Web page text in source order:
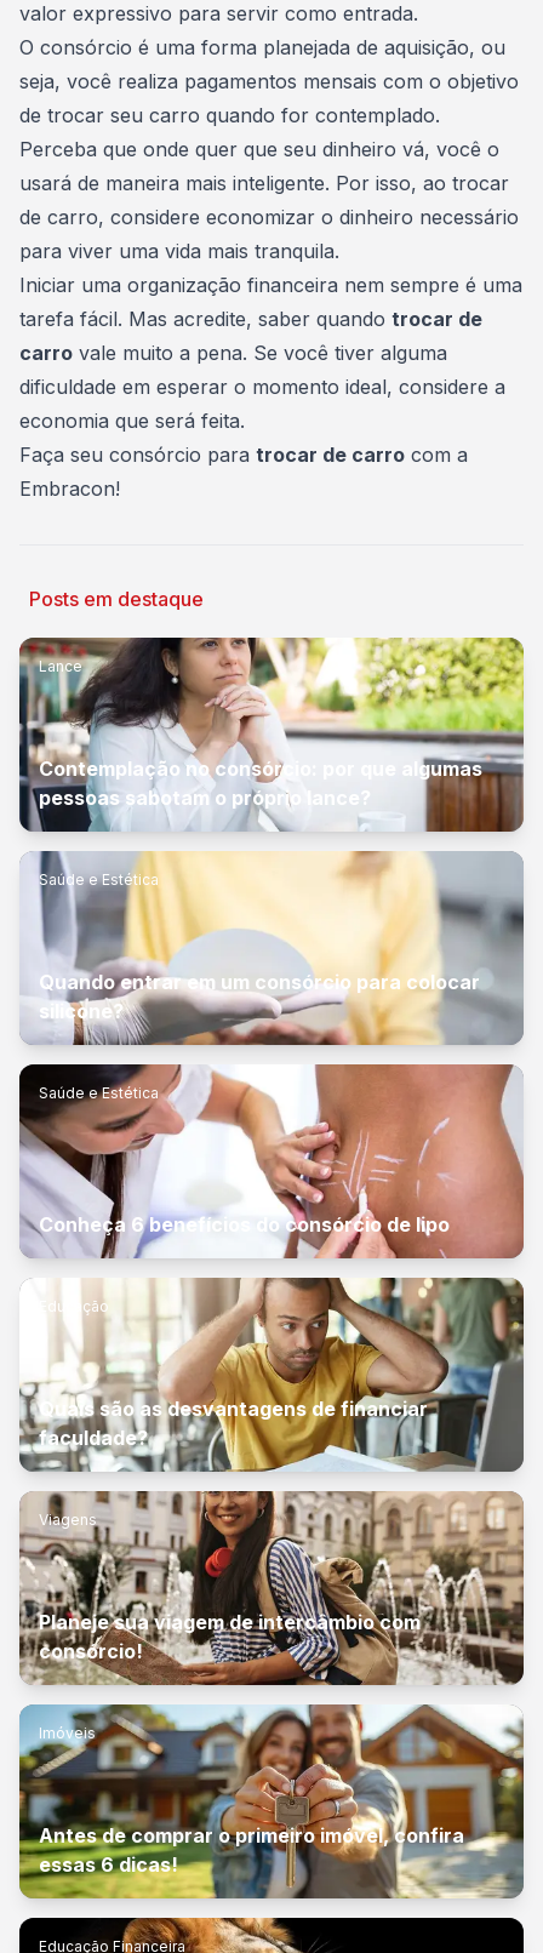
valor expressivo para servir como entrada.
O consórcio é uma forma planejada de aquisição, ou
seja, você realiza pagamentos mensais com o objetivo
de trocar seu carro quando for contemplado.
Perceba que onde quer que seu dinheiro vá, você o
usará de maneira mais inteligente. Por isso, ao trocar
de carro, considere economizar o dinheiro necessário
para viver uma vida mais tranquila.
Iniciar uma organização financeira nem sempre é uma
tarefa fácil. Mas acredite, saber quando trocar de
carro vale muito a pena. Se você tiver alguma
dificuldade em esperar o momento ideal, considere a
economia que será feita.
Faça seu consórcio para trocar de carro com a
Embracon!
Posts em destaque
Lance
Contemplação no consórcio: por que algumas
pessoas sabotam o próprio lance?
Saúde e Estética
Quando entrar em um consórcio para colocar
silicone?
Saúde e Estética
Conheça 6 benefícios do consórcio de lipo
Educação
Quais são as desvantagens de financiar
faculdade?
Viagens
Planeje sua viagem de intercâmbio com
consórcio!
Imóveis
Antes de comprar o primeiro imóvel, confira
essas 6 dicas!
Educação Financeira